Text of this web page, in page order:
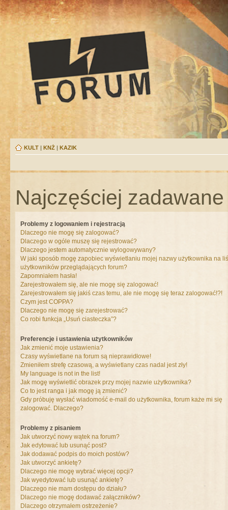
KULT | KNŻ | KAZIK
Najczęściej
Problemy z logowaniem i rejestracją
Dlaczego nie mogę się zalogować?
Dlaczego w ogóle muszę się rejestrować?
Dlaczego jestem automatycznie wylogowywany?
W jaki sposób mogę zapobiec wyświetlaniu mojej nazwy użytkownika na
użytkowników przeglądających forum?
Zapomniałem hasła!
Zarejestrowałem się, ale nie mogę się zalogować!
Zarejestrowałem się jakiś czas temu, ale nie mogę się teraz zalogować!?!
Czym jest COPPA?
Dlaczego nie mogę się zarejestrować?
Co robi funkcja „Usuń ciasteczka”?
Preferencje i ustawienia użytkowników
Jak zmienić moje ustawienia?
Czasy wyświetlane na forum są nieprawidłowe!
Zmieniłem strefę czasową, a wyświetlany czas nadal jest zły!
My language is not in the list!
Jak mogę wyświetlić obrazek przy mojej nazwie użytkownika?
Co to jest ranga i jak mogę ją zmienić?
Gdy próbuję wysłać wiadomość e-mail do użytkownika, forum każe mi się
zalogować. Dlaczego?
Problemy z pisaniem
Jak utworzyć nowy wątek na forum?
Jak edytować lub usunąć post?
Jak dodawać podpis do moich postów?
Jak utworzyć ankietę?
Dlaczego nie mogę wybrać więcej opcji?
Jak wyedytować lub usunąć ankietę?
Dlaczego nie mam dostępu do działu?
Dlaczego nie mogę dodawać załączników?
Dlaczego otrzymałem ostrzeżenie?